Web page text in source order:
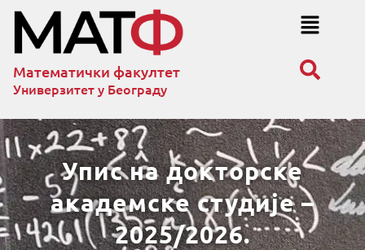
Математички факултет
Универзитет у Београду
Упис на докторске
академске студије –
2025/2026.